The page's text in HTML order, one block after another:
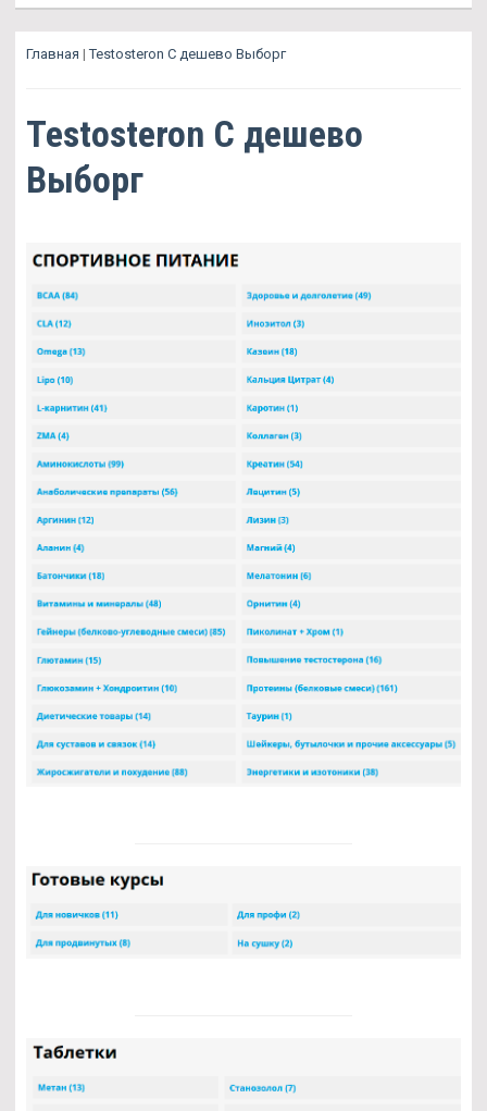
Главная |Testosteron C дешево Выборг
Testosteron C дешево
Выборг